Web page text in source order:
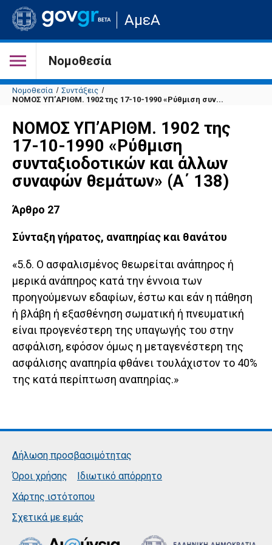
Μετάβαση
στην
σελίδα
του
ΑμεΑ
Νομοθεσία
Νομοθεσία
Συντάξεις
ΝΟΜΟΣ ΥΠ’ΑΡΙΘΜ. 1902 της 17-10-1990 «Ρύθμιση συν...
ΝΟΜΟΣ ΥΠ’ΑΡΙΘΜ. 1902 της
17-10-1990 «Ρύθμιση
συνταξιοδοτικών και άλλων
συναφών θεμάτων» (Α΄ 138)
Άρθρο 27
Σύνταξη γήρατος, αναπηρίας και θανάτου
«5.δ. Ο ασφαλισμένος θεωρείται ανάπηρος ή
μερικά ανάπηρος κατά την έννοια των
προηγούμενων εδαφίων, έστω και εάν η πάθηση
ή βλάβη ή εξασθένηση σωματική ή πνευματική
είναι προγενέστερη της υπαγωγής του στην
ασφάλιση, εφόσον όμως η μεταγενέστερη της
ασφάλισης αναπηρία φθάνει τουλάχιστον το 40%
της κατά περίπτωση αναπηρίας.»
Δήλωση προσβασιμότητας
Όροι χρήσης
Ιδιωτικό απόρρητο
Χάρτης ιστότοπου
Σχετικά με εμάς